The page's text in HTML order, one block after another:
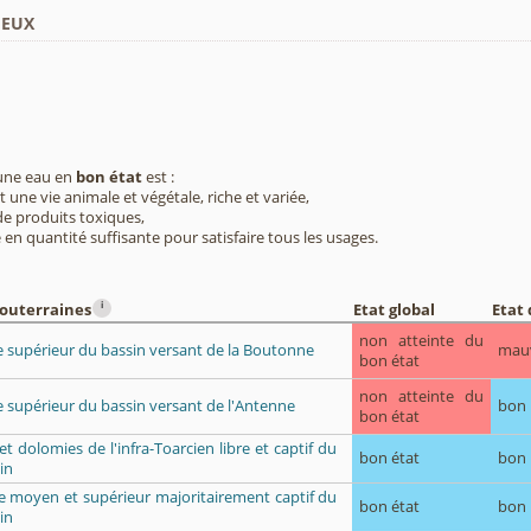
eau en bon étatest :
une vie animale et végétale, riche et variée,
produits toxiques,
quantité suffisante pour satisfaire tous les usages.
i Etat global
Etat
supérieur du bassin versant de la Boutonne
non atteinte du
bon état
supérieur du bassin versant de l'Antenne
non atteinte du
bon état
bon
et dolomies de l'infra-Toarcien libre et captif du
bon état
bon
moyen et supérieur majoritairement captif du
bon état bon